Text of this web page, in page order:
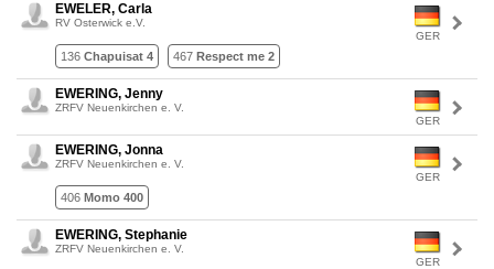
GER
EWELER, Carla
RV Osterwick e.V.
136 Chapuisat 4 467 Respect me 2
GER
EWERING, Jenny
ZRFV Neuenkirchen e. V.
GER
EWERING, Jonna
ZRFV Neuenkirchen e. V.
406 Momo 400
GER
EWERING, Stephanie
ZRFV Neuenkirchen e. V.